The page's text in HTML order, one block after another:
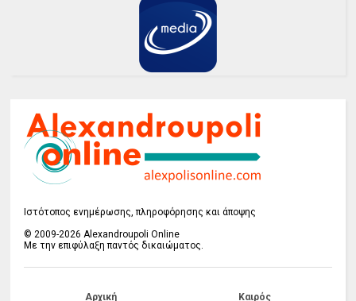
Ιστότοπος ενημέρωσης, πληροφόρησης και άποψης
© 2009-2026 Alexandroupoli Online
Με την επιφύλαξη παντός δικαιώματος.
Αρχική Καιρός